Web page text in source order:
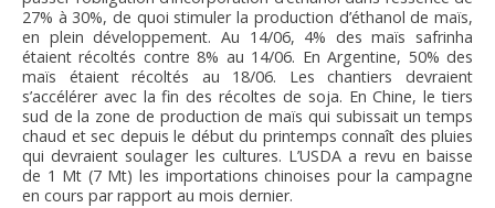
27% à 30%, de quoi stimuler la production d’éthanol de maïs,
en plein développement. Au 14/06, 4% des maïs safrinha
étaient récoltés contre 8% au 14/06. En Argentine, 50% des
maïs étaient récoltés au 18/06. Les chantiers devraient
s’accélérer avec la fin des récoltes de soja. En Chine, le tiers
sud de la zone de production de maïs qui subissait un temps
chaud et sec depuis le début du printemps connaît des pluies
qui devraient soulager les cultures. L’USDA a revu en baisse
de 1 Mt (7 Mt) les importations chinoises pour la campagne
en cours par rapport au mois dernier.